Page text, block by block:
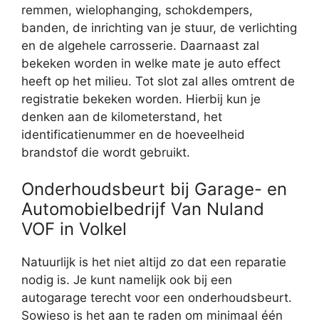
remmen, wielophanging, schokdempers,
banden, de inrichting van je stuur, de verlichting
en de algehele carrosserie. Daarnaast zal
bekeken worden in welke mate je auto effect
heeft op het milieu. Tot slot zal alles omtrent de
registratie bekeken worden. Hierbij kun je
denken aan de kilometerstand, het
identificatienummer en de hoeveelheid
brandstof die wordt gebruikt.
Onderhoudsbeurt bij Garage- en
Automobielbedrijf Van Nuland
VOF in Volkel
Natuurlijk is het niet altijd zo dat een reparatie
nodig is. Je kunt namelijk ook bij een
autogarage terecht voor een onderhoudsbeurt.
Sowieso is het aan te raden om minimaal één